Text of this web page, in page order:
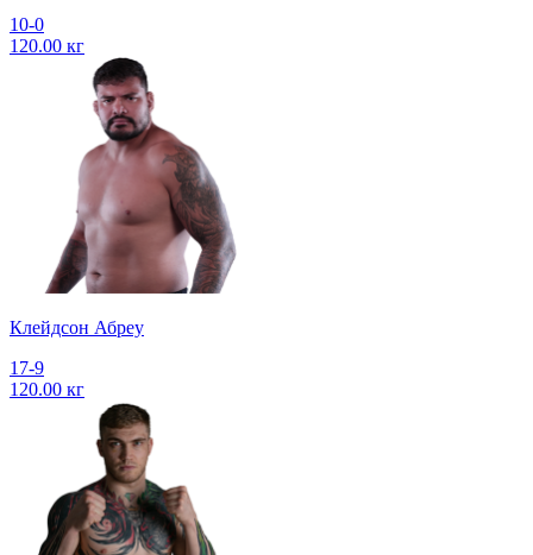
10-0
120.00 кг
Клейдсон Абреу
17-9
120.00 кг